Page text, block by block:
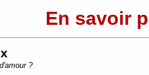
En savoir
?